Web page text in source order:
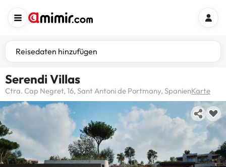
Reisedaten hinzufügen
Serendi Villas
Ctra. Cap Negret, 16, Sant Antoni de Portmany, SpanienKarte